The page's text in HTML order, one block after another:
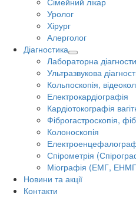
Уролог
Хірург
Алерголог
Діагностика
Лабораторна
Ультразвукова
Кольпоскопія,
Електрокардіографія
Кардіотокографія
Фіброгастроскопія,
Колоноскопія
Спірометрія
Міографія (ЕМГ,
Новини та акції
Контакти